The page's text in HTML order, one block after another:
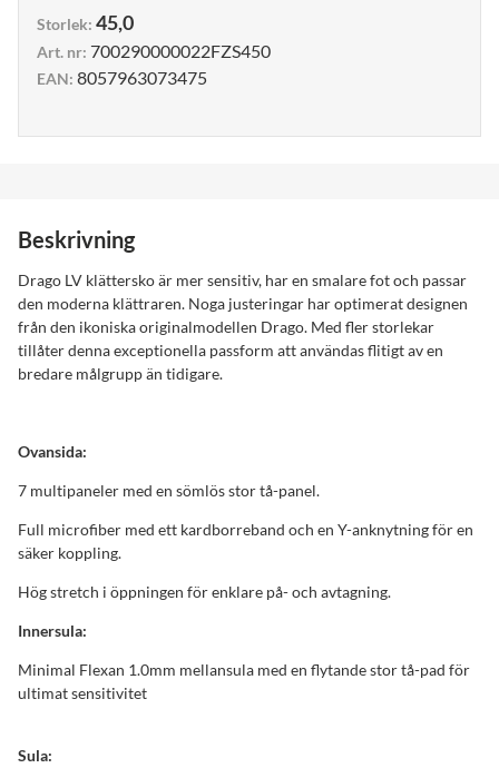
Storlek: 45,0
Art. nr: 700290000022FZS450
EAN: 8057963073475
Beskrivning
Drago LV klättersko är mer sensitiv, har en smalare fot och passar
den moderna klättraren. Noga justeringar har optimerat designen
från den ikoniska originalmodellen Drago. Med fler storlekar
tillåter denna exceptionella passform att användas flitigt av en
bredare målgrupp än tidigare.
Ovansida:
7 multipaneler med en sömlös stor tå-panel.
Full microfiber med ett kardborreband och en Y-anknytning för en
säker koppling.
Hög stretch i öppningen för enklare på- och avtagning.
Innersula:
Minimal Flexan 1.0mm mellansula med en flytande stor tå-pad för
ultimat sensitivitet
Sula: